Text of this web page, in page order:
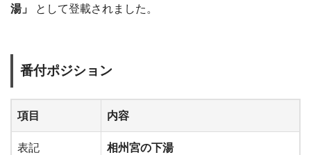
湯」
として登載されました。
番付ポジション
項目 内容
表記 相州宮の下湯